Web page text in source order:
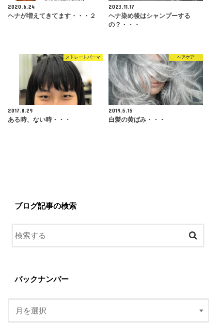
2020.6.24
ヘナが増えてきてます・・・２
2023.11.17
ヘナ染め後はシャンプーする
の？・・・
ストレートパーマ
2017.8.29
ある時、ない時・・・
ヘアケア
2019.5.15
白髪の黄ばみ・・・
ブログ記事の検索
バックナンバー